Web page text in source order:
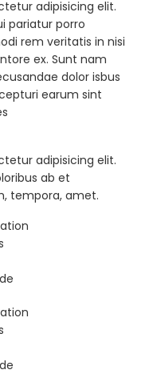
adipisicing elit.
pariatur porro
rem veritatis in nisi
ex. Sunt nam
dolor isbus
earum sint
adipisicing elit.
ab et
tempora, amet.